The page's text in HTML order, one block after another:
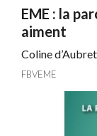
EME : la
aiment
Coline
FBVEME